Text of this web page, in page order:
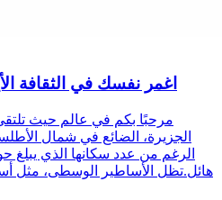
اغمر نفسك في الثقافة
مرحبًا بكم في عالم حيث تلتقي
الجزيرة، الضائع في شمال
هائل.تظل الأساطير الوسطى، مثل